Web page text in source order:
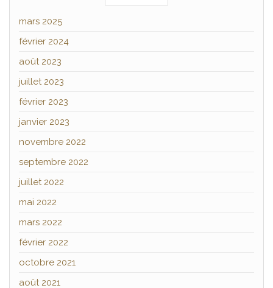
mars 2025
février 2024
août 2023
juillet 2023
février 2023
janvier 2023
novembre 2022
septembre 2022
juillet 2022
mai 2022
mars 2022
février 2022
octobre 2021
août 2021